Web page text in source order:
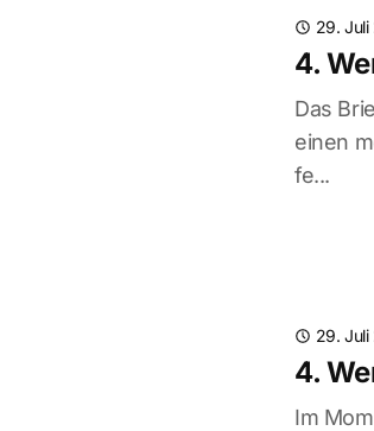
29. Juli
4.
Das
einen
fe...
29. Juli
4.
Im